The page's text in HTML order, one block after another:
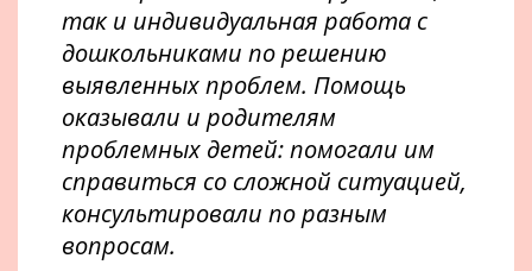
так и индивидуальная работа с
дошкольниками по решению
выявленных проблем. Помощь
оказывали и родителям
проблемных детей: помогали им
справиться со сложной ситуацией,
консультировали по разным
вопросам.